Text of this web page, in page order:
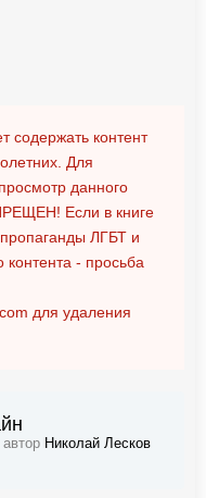
содержать контент
Для
данного
Если в книге
пропаганды ЛГБТ и
контента - просьба
для удаления
Николай Лесков